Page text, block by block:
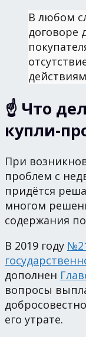
В любом
договоре
☝️ Что
купли-
При
проблем с
придётся
многом
содержания
В 2019 году
дополнен
вопросы
его утрате.